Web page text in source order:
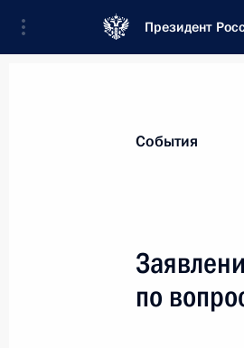
Президент
Новости
9 декабря
События
по